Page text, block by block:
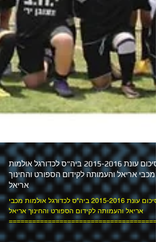
סיכום עונת 2015-2016 ביה"ס לכדורגל אולמות
מכבי אריאל והעמותה לקידום הספורט והחינוך
אריאל
סיכום עונת 2015-2016 ביה"ס לכדורגל אולמות מכבי
אריאל והעמותה לקידום הספורט והחינוך אריאל